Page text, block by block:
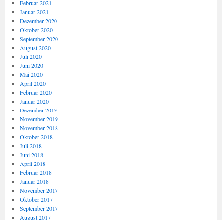
Februar 2021
Januar 2021
Dezember 2020
Oktober 2020
September 2020
August 2020
Juli 2020
Juni 2020
Mai 2020
April 2020
Februar 2020
Januar 2020
Dezember 2019
November 2019
November 2018
Oktober 2018
Juli 2018
Juni 2018
April 2018
Februar 2018
Januar 2018
November 2017
Oktober 2017
September 2017
August 2017